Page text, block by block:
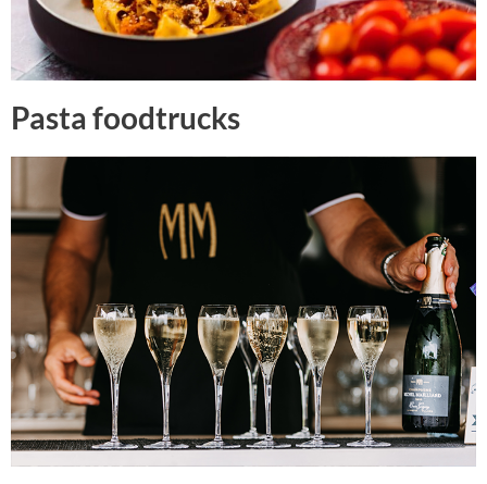
Pasta foodtrucks